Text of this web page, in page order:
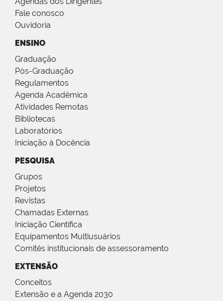
Fale conosco
Ouvidoria
ENSINO
Graduação
Pós-Graduação
Regulamentos
Agenda Acadêmica
Atividades Remotas
Bibliotecas
Laboratórios
Iniciação à Docência
PESQUISA
Grupos
Projetos
Revistas
Chamadas Externas
Iniciação Científica
Equipamentos Multiusuários
Comitês institucionais de assessoramento
EXTENSÃO
Conceitos
Extensão e a Agenda 2030